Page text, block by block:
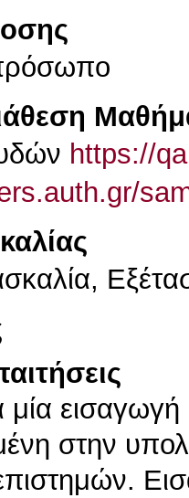
https://
στην